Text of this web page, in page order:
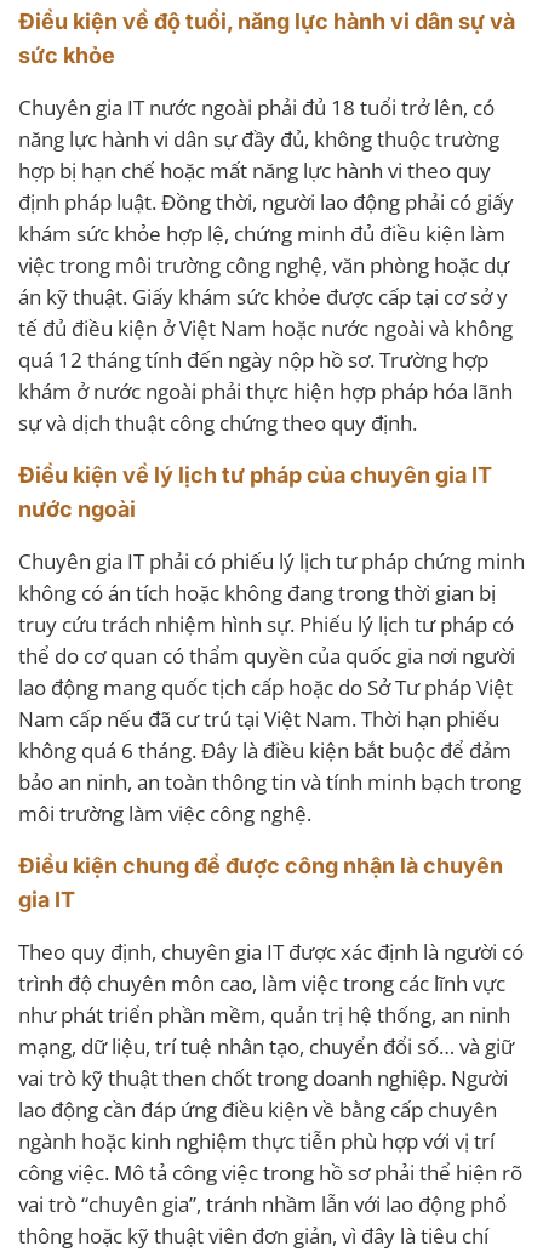
Điều kiện về độ tuổi, năng lực hành vi dân sự và
sức khỏe
Chuyên gia IT nước ngoài phải đủ 18 tuổi trở lên, có
năng lực hành vi dân sự đầy đủ, không thuộc trường
hợp bị hạn chế hoặc mất năng lực hành vi theo quy
định pháp luật. Đồng thời, người lao động phải có giấy
khám sức khỏe hợp lệ, chứng minh đủ điều kiện làm
việc trong môi trường công nghệ, văn phòng hoặc dự
án kỹ thuật. Giấy khám sức khỏe được cấp tại cơ sở y
tế đủ điều kiện ở Việt Nam hoặc nước ngoài và không
quá 12 tháng tính đến ngày nộp hồ sơ. Trường hợp
khám ở nước ngoài phải thực hiện hợp pháp hóa lãnh
sự và dịch thuật công chứng theo quy định.
Điều kiện về lý lịch tư pháp của chuyên gia IT
nước ngoài
Chuyên gia IT phải có phiếu lý lịch tư pháp chứng minh
không có án tích hoặc không đang trong thời gian bị
truy cứu trách nhiệm hình sự. Phiếu lý lịch tư pháp có
thể do cơ quan có thẩm quyền của quốc gia nơi người
lao động mang quốc tịch cấp hoặc do Sở Tư pháp Việt
Nam cấp nếu đã cư trú tại Việt Nam. Thời hạn phiếu
không quá 6 tháng. Đây là điều kiện bắt buộc để đảm
bảo an ninh, an toàn thông tin và tính minh bạch trong
môi trường làm việc công nghệ.
Điều kiện chung để được công nhận là chuyên
gia IT
Theo quy định, chuyên gia IT được xác định là người có
trình độ chuyên môn cao, làm việc trong các lĩnh vực
như phát triển phần mềm, quản trị hệ thống, an ninh
mạng, dữ liệu, trí tuệ nhân tạo, chuyển đổi số… và giữ
vai trò kỹ thuật then chốt trong doanh nghiệp. Người
lao động cần đáp ứng điều kiện về bằng cấp chuyên
ngành hoặc kinh nghiệm thực tiễn phù hợp với vị trí
công việc. Mô tả công việc trong hồ sơ phải thể hiện rõ
vai trò “chuyên gia”, tránh nhầm lẫn với lao động phổ
thông hoặc kỹ thuật viên đơn giản, vì đây là tiêu chí